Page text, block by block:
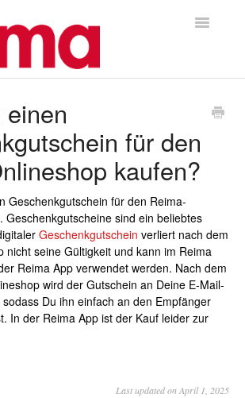
Toggle
für den
kaufen?
Geschenkgutschein für den Reima-
Geschenkgutscheine sind ein beliebtes
Geschenkgutschein verliert nach dem
nicht seine Gültigkeit und kann im Reima
Reima App verwendet werden. Nach dem
wird der Gutschein an Deine E-Mail-
Du ihn einfach an den Empfänger
In der Reima App ist der Kauf leider zur
Last updated on April 1, 2025